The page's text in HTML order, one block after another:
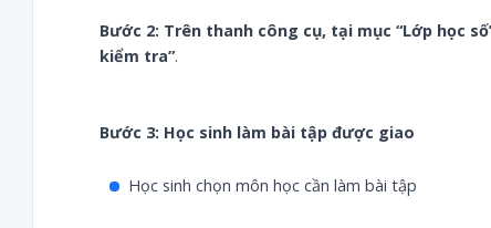
Bước 2: Trên thanh công cụ, tại mục “Lớp học
kiểm tra”.
Bước 3: Học sinh làm bài tập được giao
Học sinh chọn môn học cần làm bài tập